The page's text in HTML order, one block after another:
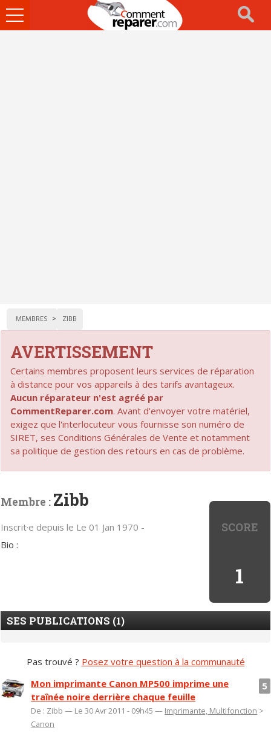
Ouvrir
le
MEMBRES ZIBB
AVERTISSEMENT
Certains membres proposent leurs services de réparation
à distance pour vos appareils à des tarifs avantageux.
Aucun réparateur n'est agréé par
CommentReparer.com. Avant d'envoyer votre matériel,
exigez que l'interlocuteur vous fournisse son numéro de
SIRET, ses Conditions Générales de Vente et notamment
sa politique de gestion des retours en cas de problème.
SCORE
1
Membre : Zibb
Inscrit·e depuis le Le 01 Jan 1970 -
Bio :
SES PUBLICATIONS (1)
Pas trouvé ? Posez votre question à la communauté
5
Mon imprimante Canon MP500 imprime une
traînée noire derrière chaque feuille
De : Zibb — Le 30 Avr 2011 - 09h45 — Imprimante, Multifonction >
Canon